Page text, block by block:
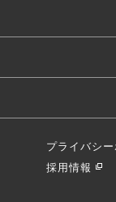
プライバシ
採用情報